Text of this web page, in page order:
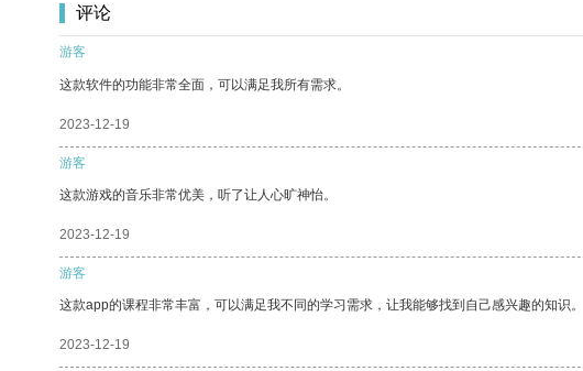
评论
游客
这款软件的功能非常全面，可以满足我所有需求。
2023-12-19
游客
这款游戏的音乐非常优美，听了让人心旷神怡。
2023-12-19
游客
这款app的课程非常丰富，可以满足我不同的学习需求，让我能够找到自己感兴趣的知识。
2023-12-19